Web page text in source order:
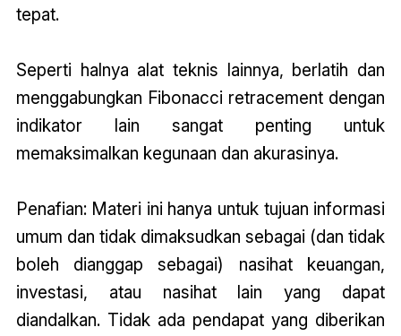
tepat.
Seperti halnya alat teknis lainnya, berlatih dan
menggabungkan Fibonacci retracement dengan
indikator lain sangat penting untuk
memaksimalkan kegunaan dan akurasinya.
Penafian: Materi ini hanya untuk tujuan informasi
umum dan tidak dimaksudkan sebagai (dan tidak
boleh dianggap sebagai) nasihat keuangan,
investasi, atau nasihat lain yang dapat
diandalkan. Tidak ada pendapat yang diberikan